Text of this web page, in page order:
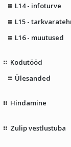
L14 - infoturve
L15 -
L16 - muutused
Kodutööd
Ülesanded
Hindamine
Zulip vestlustuba